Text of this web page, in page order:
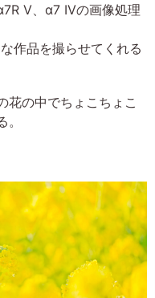
V、α7 IVの画像処理
作品を撮らせてくれる
花の中でちょこちょこ